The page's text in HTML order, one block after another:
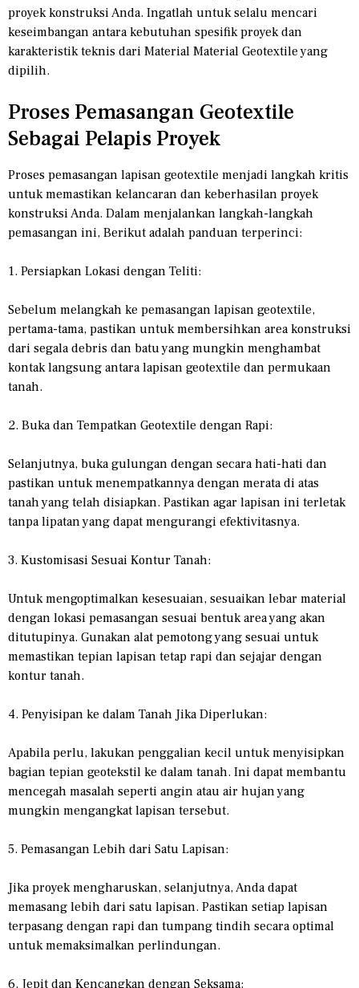
proyek konstruksi Anda. Ingatlah untuk selalu mencari
keseimbangan antara kebutuhan spesifik proyek dan
karakteristik teknis dari Material Material Geotextile yang
dipilih.
Proses Pemasangan Geotextile
Sebagai Pelapis Proyek
Proses pemasangan lapisan geotextile menjadi langkah kritis
untuk memastikan kelancaran dan keberhasilan proyek
konstruksi Anda. Dalam menjalankan langkah-langkah
pemasangan ini, Berikut adalah panduan terperinci:
1. Persiapkan Lokasi dengan Teliti:
Sebelum melangkah ke pemasangan lapisan geotextile,
pertama-tama, pastikan untuk membersihkan area konstruksi
dari segala debris dan batu yang mungkin menghambat
kontak langsung antara lapisan geotextile dan permukaan
tanah.
2. Buka dan Tempatkan Geotextile dengan Rapi:
Selanjutnya, buka gulungan dengan secara hati-hati dan
pastikan untuk menempatkannya dengan merata di atas
tanah yang telah disiapkan. Pastikan agar lapisan ini terletak
tanpa lipatan yang dapat mengurangi efektivitasnya.
3. Kustomisasi Sesuai Kontur Tanah:
Untuk mengoptimalkan kesesuaian, sesuaikan lebar material
dengan lokasi pemasangan sesuai bentuk area yang akan
ditutupinya. Gunakan alat pemotong yang sesuai untuk
memastikan tepian lapisan tetap rapi dan sejajar dengan
kontur tanah.
4. Penyisipan ke dalam Tanah Jika Diperlukan:
Apabila perlu, lakukan penggalian kecil untuk menyisipkan
bagian tepian geotekstil ke dalam tanah. Ini dapat membantu
mencegah masalah seperti angin atau air hujan yang
mungkin mengangkat lapisan tersebut.
5. Pemasangan Lebih dari Satu Lapisan:
Jika proyek mengharuskan, selanjutnya, Anda dapat
memasang lebih dari satu lapisan. Pastikan setiap lapisan
terpasang dengan rapi dan tumpang tindih secara optimal
untuk memaksimalkan perlindungan.
6. Jepit dan Kencangkan dengan Seksama: